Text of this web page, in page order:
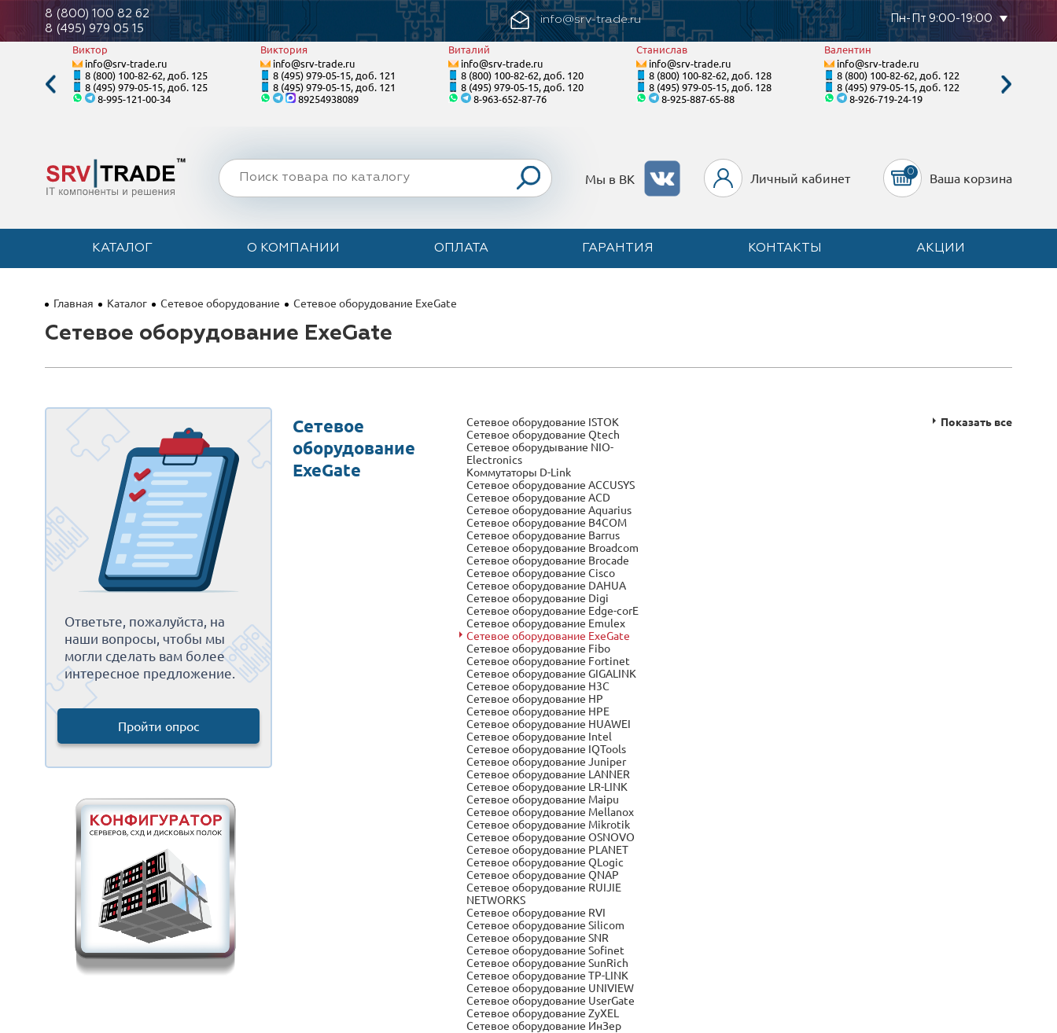
8 (800) 100 82 62
8 (495) 979 05 15
info@srv-trade.ru Пн-Пт 9:00-19:00
Виктор
info@srv-trade.ru
8 (800) 100-82-62, доб. 125
8 (495) 979-05-15, доб. 125
8-995-121-00-34
Виктория
info@srv-trade.ru
8 (495) 979-05-15, доб. 121
8 (495) 979-05-15, доб. 121
89254938089
Виталий
info@srv-trade.ru
8 (800) 100-82-62, доб. 120
8 (495) 979-05-15, доб. 120
8-963-652-87-76
Станислав
info@srv-trade.ru
8 (800) 100-82-62, доб. 128
8 (495) 979-05-15, доб. 128
8-925-887-65-88
Валентин
info@srv-trade.ru
8 (800) 100-82-62, доб. 122
8 (495) 979-05-15, доб. 122
8-926-719-24-19
КАТАЛОГ О КОМПАНИИ ОПЛАТА ГАРАНТИЯ КОНТАКТЫ АКЦИИ
Мы в ВК Личный кабинет 0 Ваша корзина
Главная Каталог Сетевое оборудование Сетевое оборудование ExeGate
Сетевое оборудование ExeGate
Ответьте, пожалуйста, на
наши вопросы, чтобы мы
могли сделать вам более
интересное предложение.
Пройти опрос
Сетевое
оборудование
ExeGate
Cетевое оборудование ISTOK
Cетевое оборудование Qtech
Cетевое оборудывание NIO-
Electronics
Коммутаторы D-Link
Сетевое оборудование ACCUSYS
Сетевое оборудование ACD
Сетевое оборудование Aquarius
Сетевое оборудование B4COM
Сетевое оборудование Barrus
Сетевое оборудование Broadcom
Сетевое оборудование Brocade
Сетевое оборудование Cisco
Сетевое оборудование DAHUA
Сетевое оборудование Digi
Сетевое оборудование Edge-corE
Сетевое оборудование Emulex
Сетевое оборудование ExeGate
Сетевое оборудование Fibo
Сетевое оборудование Fortinet
Сетевое оборудование GIGALINK
Сетевое оборудование H3C
Сетевое оборудование HP
Сетевое оборудование HPE
Сетевое оборудование HUAWEI
Сетевое оборудование Intel
Сетевое оборудование IQTools
Сетевое оборудование Juniper
Сетевое оборудование LANNER
Сетевое оборудование LR-LINK
Сетевое оборудование Maipu
Сетевое оборудование Mellanox
Сетевое оборудование Mikrotik
Сетевое оборудование OSNOVO
Сетевое оборудование PLANET
Сетевое оборудование QLogic
Сетевое оборудование QNAP
Сетевое оборудование RUIJIE
NETWORKS
Сетевое оборудование RVI
Сетевое оборудование Silicom
Сетевое оборудование SNR
Сетевое оборудование Sofinet
Сетевое оборудование SunRich
Сетевое оборудование TP-LINK
Сетевое оборудование UNIVIEW
Сетевое оборудование UserGate
Сетевое оборудование ZyXEL
Сетевое оборудование ИнЗер
Показать все